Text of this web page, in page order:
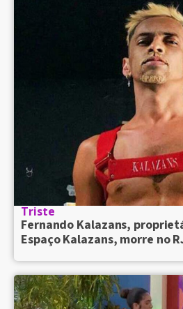
Triste
Fernando Kalazans,
Espaço Kalazans, morre no